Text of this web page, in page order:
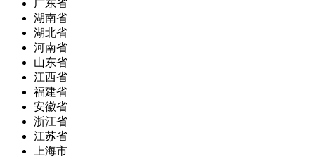
广东省
湖南省
湖北省
河南省
山东省
江西省
福建省
安徽省
浙江省
江苏省
上海市